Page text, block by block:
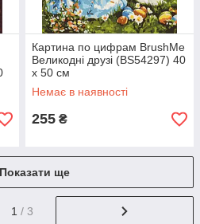
Картина по цифрам BrushMe
Великодні друзі (BS54297) 40
х 50 см
Немає в наявності
255 ₴
Показати ще
1 / 3